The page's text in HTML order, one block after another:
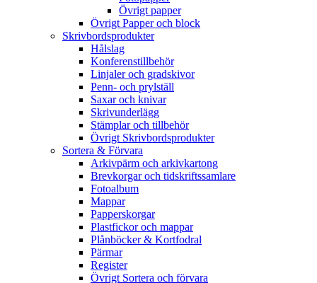
Övrigt papper
Övrigt Papper och block
Skrivbordsprodukter
Hålslag
Konferenstillbehör
Linjaler och gradskivor
Penn- och prylställ
Saxar och knivar
Skrivunderlägg
Stämplar och tillbehör
Övrigt Skrivbordsprodukter
Sortera & Förvara
Arkivpärm och arkivkartong
Brevkorgar och tidskriftssamlare
Fotoalbum
Mappar
Papperskorgar
Plastfickor och mappar
Plånböcker & Kortfodral
Pärmar
Register
Övrigt Sortera och förvara